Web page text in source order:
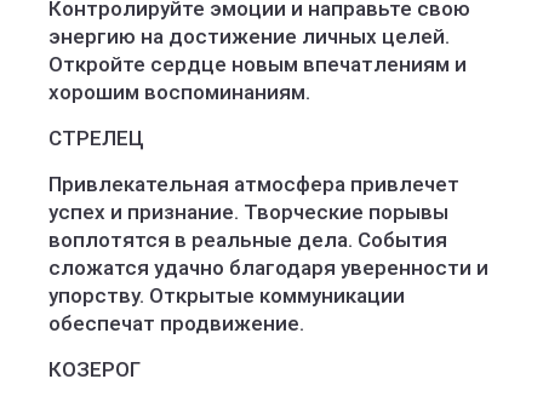
Контролируйте эмоции и направьте свою
энергию на достижение личных целей.
Откройте сердце новым впечатлениям и
хорошим воспоминаниям.
СТРЕЛЕЦ
Привлекательная атмосфера привлечет
успех и признание. Творческие порывы
воплотятся в реальные дела. События
сложатся удачно благодаря уверенности и
упорству. Открытые коммуникации
обеспечат продвижение.
КОЗЕРОГ